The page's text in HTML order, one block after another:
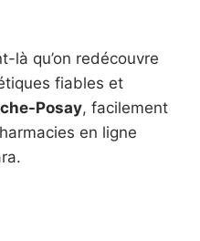
là qu’on redécouvre
fiables et
Posay, facilement
en ligne